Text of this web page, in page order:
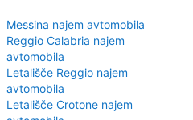
Messina najem avtomobila
Reggio Calabria najem
avtomobila
Letališče Reggio najem
avtomobila
Letališče Crotone najem